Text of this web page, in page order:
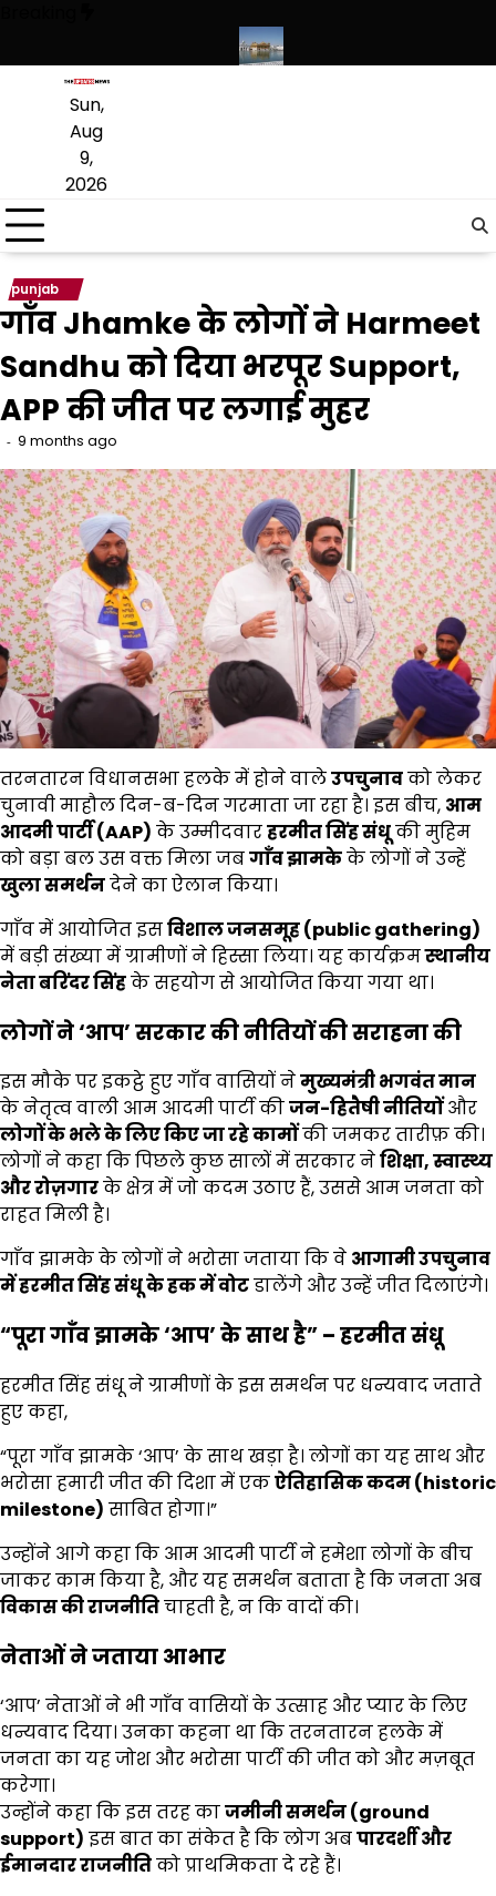
content
Sun,
Aug
9,
2026
punjab
गाँव Jhamke के लोगों ने Harmeet
Sandhu को दिया भरपूर Support,
APP की जीत पर लगाई मुहर
9 months ago
तरनतारन विधानसभा हलके में होने वालेउपचुनावको लेकर
चुनावी माहौल दिन-ब-दिन गरमाता जा रहा है। इस बीच, आम
आदमी पार्टी (AAP) के उम्मीदवारहरमीत सिंह संधूकी मुहिम
को बड़ा बल उस वक्त मिला जबगाँव झामकेके लोगों ने उन्हें
खुला समर्थनदेने का ऐलान किया।
गाँव में आयोजित इसविशाल जनसमूह (public gathering)
में बड़ी संख्या में ग्रामीणों ने हिस्सा लिया। यह कार्यक्रमस्थानीय
नेता बरिंदर सिंहके सहयोग से आयोजित किया गया था।
लोगों ने ‘आप’ सरकार की नीतियों की सराहना की
इस मौके पर इकट्ठे हुए गाँव वासियों नेमुख्यमंत्री भगवंत मान
के नेतृत्व वाली आम आदमी पार्टी कीजन-हितैषी नीतियोंऔर
लोगों के भले के लिए किए जा रहे कामोंकी जमकर तारीफ़ की।
लोगों ने कहा कि पिछले कुछ सालों में सरकार नेशिक्षा,स्वास्थ्य
और रोज़गारके क्षेत्र में जो कदम उठाए हैं, उससे आम जनता को
राहत मिली है।
गाँव झामके के लोगों ने भरोसा जताया कि वे आगामी उपचुनाव
में हरमीत सिंह संधू के हक में वोटडालेंगे और उन्हें जीत दिलाएंगे।
“पूरा गाँव झामके ‘आप’ के साथ है” – हरमीत संधू
हरमीत सिंह संधू ने ग्रामीणों के इस समर्थन पर धन्यवाद जताते
हुए कहा,
“पूरा गाँव झामके ‘आप’ के साथ खड़ा है। लोगों का यह साथ और
भरोसा हमारी जीत की दिशा में एकऐतिहासिक कदम (historic
milestone) साबित होगा।”
उन्होंने आगे कहा कि आम आदमी पार्टी ने हमेशा लोगों के बीच
जाकर काम किया है, और यह समर्थन बताता है कि जनता अब
विकास की राजनीतिचाहती है, न कि वादों की।
नेताओं ने जताया आभार
‘आप’ नेताओं ने भी गाँव वासियों के उत्साह और प्यार के लिए
धन्यवाद दिया। उनका कहना था कि तरनतारन हलके में
जनता का यह जोश और भरोसा पार्टी की जीत को और मज़बूत
करेगा।
उन्होंने कहा कि इस तरह काजमीनी समर्थन (ground
support) इस बात का संकेत है कि लोग अबपारदर्शी और
ईमानदार राजनीतिको प्राथमिकता दे रहे हैं।